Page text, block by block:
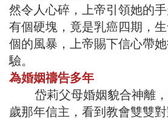
然令人心碎，上帝引領她的
有個硬塊，竟是乳癌四期，
個的風暴，上帝賜下信心帶
驗。
為婚姻禱告多年
岱莉父母婚姻貌合神離，
歲那年信主，看到教會雙雙